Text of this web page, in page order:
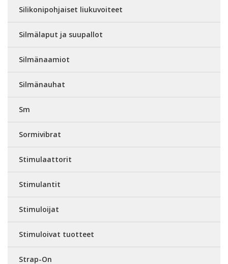
Silikonipohjaiset liukuvoiteet
Silmälaput ja suupallot
Silmänaamiot
Silmänauhat
Sm
Sormivibrat
Stimulaattorit
Stimulantit
Stimuloijat
Stimuloivat tuotteet
Strap-On